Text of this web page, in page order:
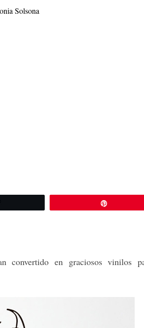
Solsona
convertido en graciosos vinilos